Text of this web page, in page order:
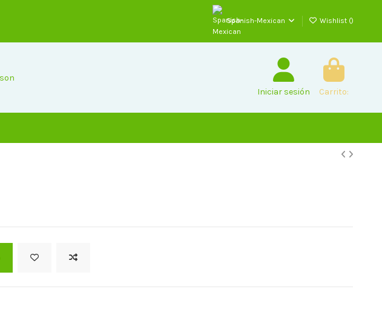
Spanish-Mexican
Wishlist ()
Iniciar sesión Carrito: